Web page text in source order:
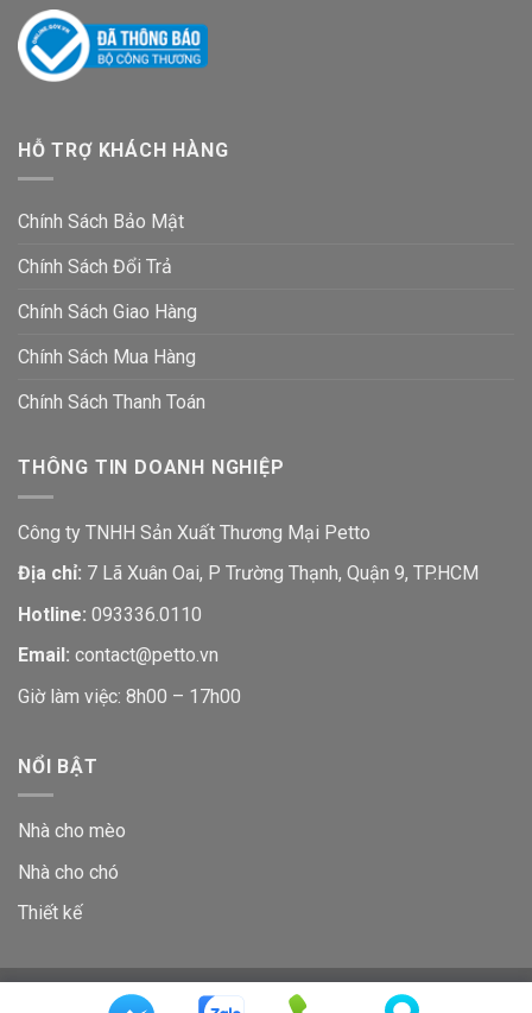
HỖ TRỢ KHÁCH HÀNG
Chính Sách Bảo Mật
Chính Sách Đổi Trả
Chính Sách Giao Hàng
Chính Sách Mua Hàng
Chính Sách Thanh Toán
THÔNG TIN DOANH NGHIỆP
Công ty TNHH Sản Xuất Thương Mại Petto
Địa chỉ: 7 Lã Xuân Oai, P Trường Thạnh, Quận 9, TP.HCM
Hotline: 093336.0110
Email: contact@petto.vn
Giờ làm việc: 8h00 – 17h00
NỔI BẬT
Nhà cho mèo
Nhà cho chó
Thiết kế
GIỚI THIỆU LIÊN HỆ